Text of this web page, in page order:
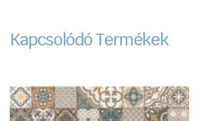
Kapcsolódó Termékek